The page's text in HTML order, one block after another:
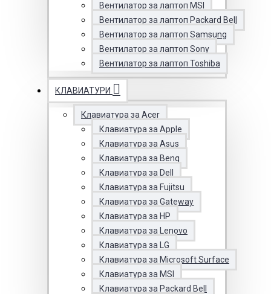
Вентилатор за лаптоп MSI
Вентилатор за лаптоп Packard Bell
Вентилатор за лаптоп Samsung
Вентилатор за лаптоп Sony
Вентилатор за лаптоп Toshiba
КЛАВИАТУРИ
Клавиатура за Acer
Клавиатура за Apple
Клавиатура за Asus
Клавиатура за Benq
Клавиатура за Dell
Клавиатура за Fujitsu
Клавиатура за Gateway
Клавиатура за HP
Клавиатура за Lenovo
Клавиатура за LG
Клавиатура за Microsoft Surface
Клавиатура за MSI
Клавиатура за Packard Bell